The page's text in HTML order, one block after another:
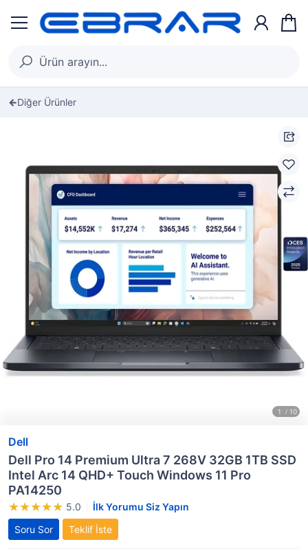
Diğer Ürünler
Dell
Dell Pro 14 Premium Ultra 7 268V 32GB 1TB SSD
Intel Arc 14 QHD+ Touch Windows 11 Pro
PA14250
5.0
İlk Yorumu Siz Yapın
Soru Sor
Teklif İste